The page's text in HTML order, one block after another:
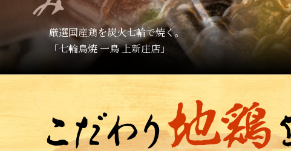
厳選国産鶏を炭火七輪で焼く。
「七輪鳥焼 一鳥 上新庄店」